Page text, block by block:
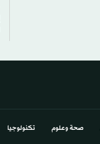
صحة وعلوم تكنولوجيا